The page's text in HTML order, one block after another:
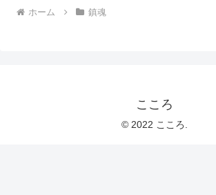
ホーム 鎮魂
こころ
© 2022 こころ.